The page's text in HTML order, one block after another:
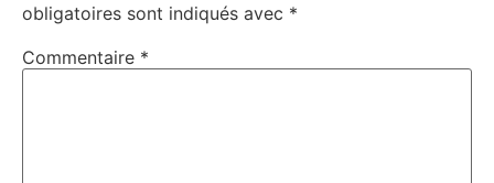
obligatoires sont indiqués avec *
Commentaire *